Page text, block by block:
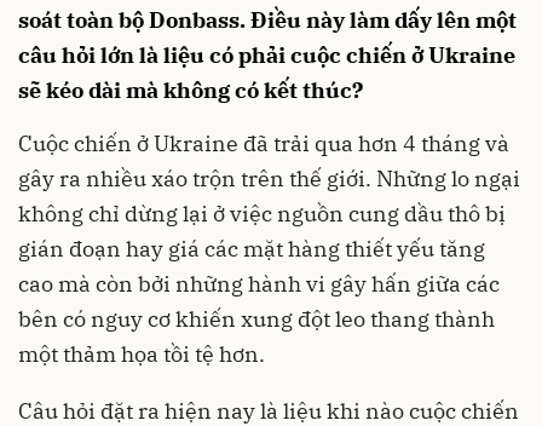
soát toàn bộ Donbass. Điều này làm dấy lên một
câu hỏi lớn là liệu có phải cuộc chiến ở Ukraine
sẽ kéo dài mà không có kết thúc?
Cuộc chiến ở Ukraine đã trải qua hơn 4 tháng và
gây ra nhiều xáo trộn trên thế giới. Những lo ngại
không chỉ dừng lại ở việc nguồn cung dầu thô bị
gián đoạn hay giá các mặt hàng thiết yếu tăng
cao mà còn bởi những hành vi gây hấn giữa các
bên có nguy cơ khiến xung đột leo thang thành
một thảm họa tồi tệ hơn.
Câu hỏi đặt ra hiện nay là liệu khi nào cuộc chiến